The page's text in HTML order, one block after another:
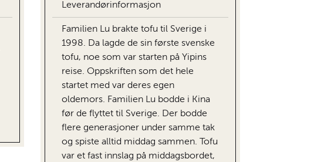
Leverandørinformasjon
Familien Lu brakte tofu til Sverige i
1998. Da lagde de sin første svenske
tofu, noe som var starten på Yipins
reise. Oppskriften som det hele
startet med var deres egen
oldemors. Familien Lu bodde i Kina
før de flyttet til Sverige. Der bodde
flere generasjoner under samme tak
og spiste alltid middag sammen. Tofu
var et fast innslag på middagsbordet,